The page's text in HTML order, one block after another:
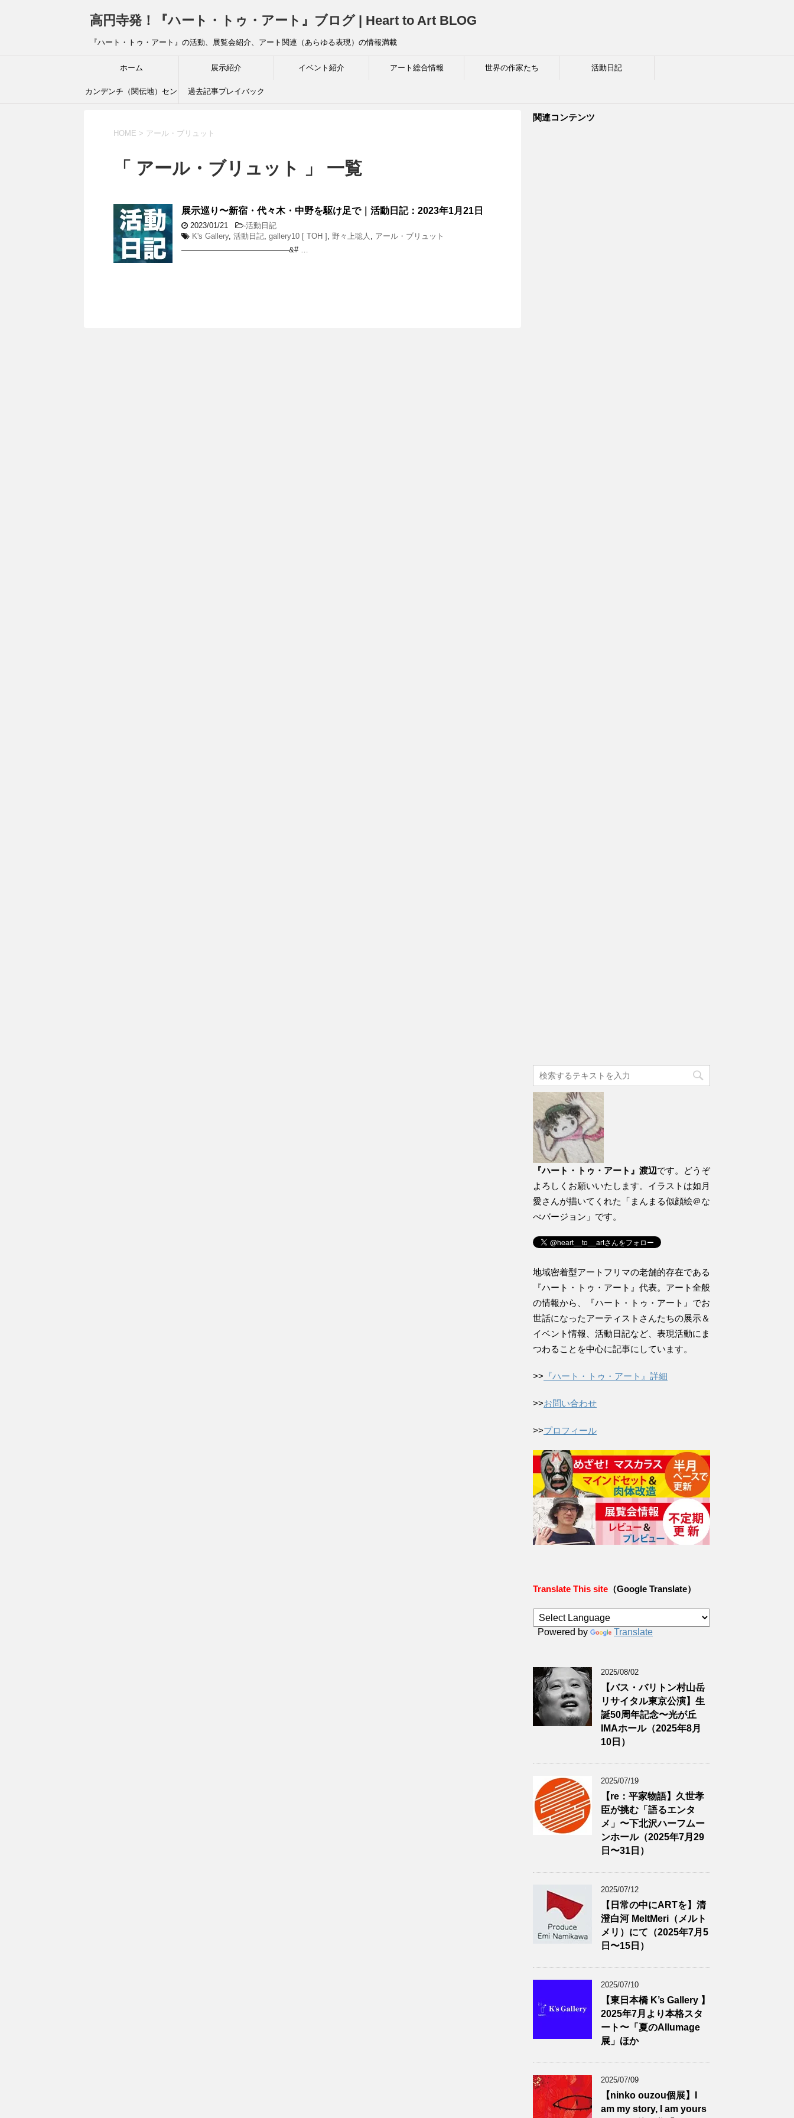
高円寺発！『ハート・トゥ・アート』ブログ | Heart to Art BLOG
『ハート・トゥ・アート』の活動、展覧会紹介、アート関連（あらゆる表現）の情報満載
ホーム 展示紹介 イベント紹介 アート総合情報 世界の作家たち 活動日記
カンデンチ（関伝地）セン 過去記事プレイバック
HOME > アール・ブリュット
「 アール・ブリュット 」 一覧
展示巡り〜新宿・代々木・中野を駆け足で｜活動日記：2023年1月21日
2023/01/21 -活動日記
K's Gallery, 活動日記, gallery10 [ TOH ] , 野々上聡人 , アール・ブリュット
——————————————&# …
関連コンテンツ
『ハート・トゥ・アート』渡辺です。どうぞ
よろしくお願いいたします。イラストは如月
愛さんが描いてくれた「まんまる似顔絵＠な
べバージョン」です。
地域密着型アートフリマの老舗的存在である
『ハート・トゥ・アート』代表。アート全般
の情報から、『ハート・トゥ・アート』でお
世話になったアーティストさんたちの展示＆
イベント情報、活動日記など、表現活動にま
つわることを中心に記事にしています。
>> 『ハート・トゥ・アート』詳細
>>お問い合わせ
>>プロフィール
Translate This site （Google Translate）
Powered by Translate
2025/08/02
【バス・バリトン村山岳
リサイタル東京公演】生
誕50周年記念〜光が丘
IMAホール（2025年8月
10日）
2025/07/19
【re：平家物語】久世孝
臣が挑む「語るエンタ
メ」〜下北沢ハーフムー
ンホール（2025年7月29
日〜31日）
2025/07/12
【日常の中にARTを】清
澄白河 MeltMeri（メルト
メリ）にて（2025年7月5
日〜15日）
2025/07/10
【東日本橋 K’s Gallery 】
2025年7月より本格スタ
ート〜「夏のAllumage
展」ほか
2025/07/09
【ninko ouzou個展】I
am my story, I am yours